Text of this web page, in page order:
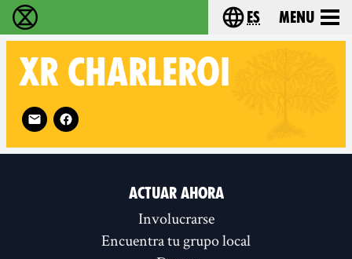
extinction rebellion - Home Choose your
es Menu
XR CHARLEROI
Follow XR Charleroi on
ACTUAR AHORA
Involucrarse
Encuentra tu grupo local